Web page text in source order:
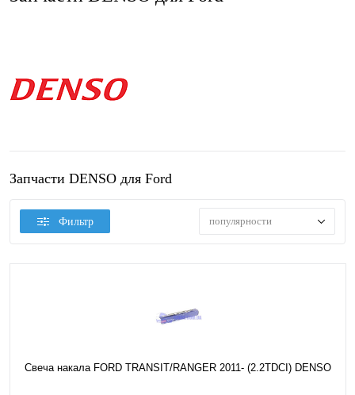
Запчасти DENSO для Ford
Фильтр популярности
Свеча накала FORD TRANSIT/RANGER 2011- (2.2TDCI) DENSO